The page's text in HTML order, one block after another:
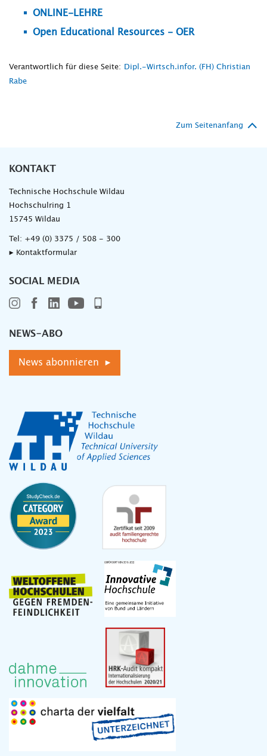
ONLINE-LEHRE
Open Educational Resources - OER
Verantwortlich für diese Seite:
Dipl.-Wirtsch.infor. (FH) Christian
Rabe
Zum Seitenanfang
KONTAKT
Technische Hochschule Wildau
Hochschulring 1
15745 Wildau
Tel: +49 (0) 3375 / 508 - 300
▸ Kontaktformular
SOCIAL MEDIA
NEWS-ABO
News abonnieren ▸